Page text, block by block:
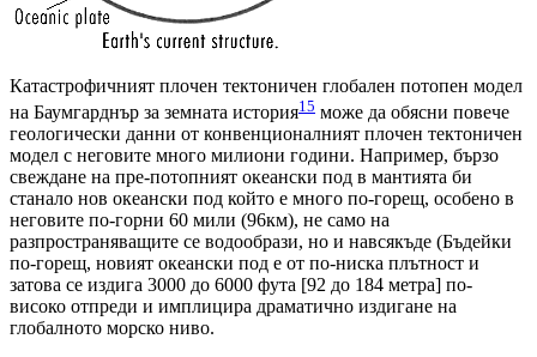
Катастрофичният плочен тектоничен глобален потопен модел
на Баумгарднър за земната история15 може да обясни повече
геологически данни от конвенционалният плочен тектоничен
модел с неговите много милиони години. Например, бързо
свеждане на пре-потопният океански под в мантията би
станало нов океански под който е много по-горещ, особено в
неговите по-горни 60 мили (96км), не само на
разпространяващите се водообрази, но и навсякъде (Бъдейки
по-горещ, новият океански под е от по-ниска плътност и
затова се издига 3000 до 6000 фута [92 до 184 метра] по-
високо отпреди и имплицира драматично издигане на
глобалното морско ниво.